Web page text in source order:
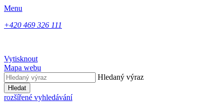
Menu
+420 469 326 111
Vytisknout
Mapa webu
Hledaný výraz
Hledat
rozšířené vyhledávání